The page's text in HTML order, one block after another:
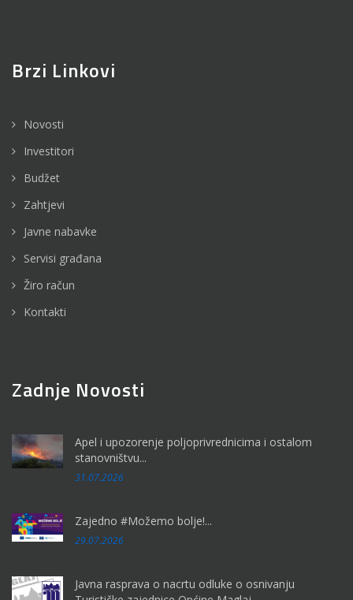
Brzi Linkovi
Novosti
Investitori
Budžet
Zahtjevi
Javne nabavke
Servisi građana
Žiro račun
Kontakti
Zadnje Novosti
Apel i upozorenje poljoprivrednicima i ostalom
stanovništvu...
31.07.2026
Zajedno #Možemo bolje!...
29.07.2026
Javna rasprava o nacrtu odluke o osnivanju